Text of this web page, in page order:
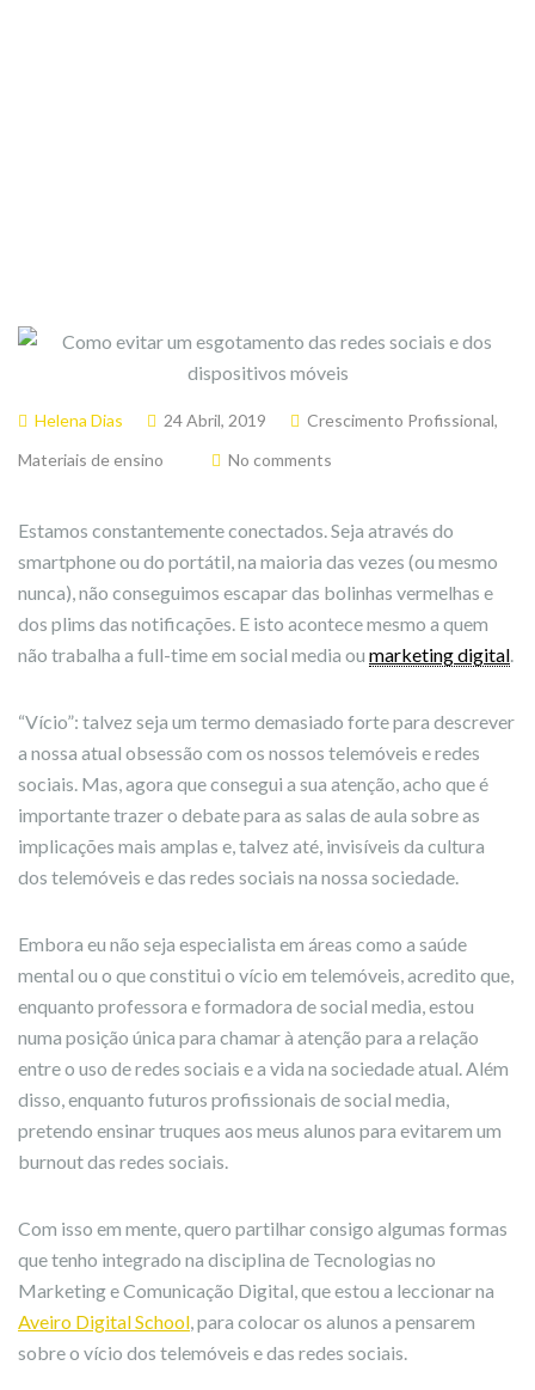
Helena Dias 24 Abril, 2019 Crescimento Profissional,
Materiais de ensino
No comments
Estamos constantemente conectados. Seja através do
smartphone ou do portátil, na maioria das vezes (ou mesmo
nunca), não conseguimos escapar das bolinhas vermelhas e
dos plims das notificações. E isto acontece mesmo a quem
não trabalha a full-time em social media ou marketing digital.
“Vício”: talvez seja um termo demasiado forte para descrever
a nossa atual obsessão com os nossos telemóveis e redes
sociais. Mas, agora que consegui a sua atenção, acho que é
importante trazer o debate para as salas de aula sobre as
implicações mais amplas e, talvez até, invisíveis da cultura
dos telemóveis e das redes sociais na nossa sociedade.
Embora eu não seja especialista em áreas como a saúde
mental ou o que constitui o vício em telemóveis, acredito que,
enquanto professora e formadora de social media, estou
numa posição única para chamar à atenção para a relação
entre o uso de redes sociais e a vida na sociedade atual. Além
disso, enquanto futuros profissionais de social media,
pretendo ensinar truques aos meus alunos para evitarem um
burnout das redes sociais.
Com isso em mente, quero partilhar consigo algumas formas
que tenho integrado na disciplina de Tecnologias no
Marketing e Comunicação Digital, que estou a leccionar na
Aveiro Digital School, para colocar os alunos a pensarem
sobre o vício dos telemóveis e das redes sociais.